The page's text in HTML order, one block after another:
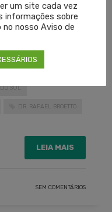
conciliação para
classe médica no
SUL
DR. RAFAEL BROETTO
LEIA MAIS
SEM COMENTÁRIOS
um site cada vez
informações sobre
nosso Aviso de